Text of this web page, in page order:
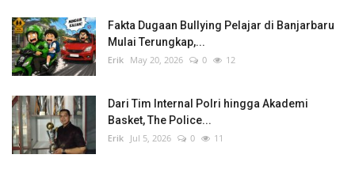
Fakta Dugaan Bullying Pelajar di Banjarbaru
Mulai Terungkap,...
Erik May 20, 2026 0 12
Dari Tim Internal Polri hingga Akademi
Basket, The Police...
Erik Jul 5, 2026 0 11